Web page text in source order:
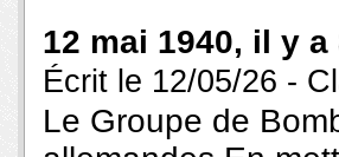
12 mai 1940, il y
Écrit le 12/05/26 -
Le Groupe de